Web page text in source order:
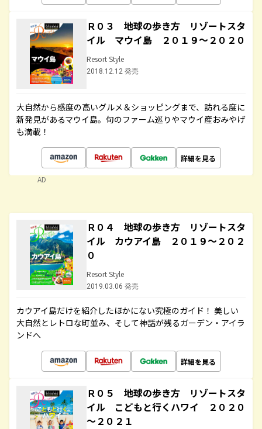
Ｒ０３ 地球の歩き方 リゾートスタ
イル マウイ島 ２０１９～２０２０
Resort Style
2018.12.12 発売
大自然から感度の高いグルメ＆ショッピングまで、訪れる度に
新発見があるマウイ島。旬のファーム巡りやマウイ産おみやげ
も満載！
詳細を見る
AD
Ｒ０４ 地球の歩き方 リゾートスタ
イル カウアイ島 ２０１９～２０２
０
Resort Style
2019.03.06 発売
カウアイ島だけを紹介したほかにない究極のガイド！ 美しい
大自然とレトロな町並み、そして神話が残るガーデン・アイラ
ンドへ
詳細を見る
Ｒ０５ 地球の歩き方 リゾートスタ
イル こどもと行くハワイ ２０２０
～２０２１